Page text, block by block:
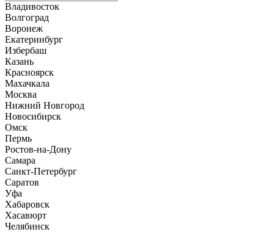
Владивосток
Волгоград
Воронеж
Екатеринбург
Избербаш
Казань
Красноярск
Махачкала
Москва
Нижний Новгород
Новосибирск
Омск
Пермь
Ростов-на-Дону
Самара
Санкт-Петербург
Саратов
Уфа
Хабаровск
Хасавюрт
Челябинск